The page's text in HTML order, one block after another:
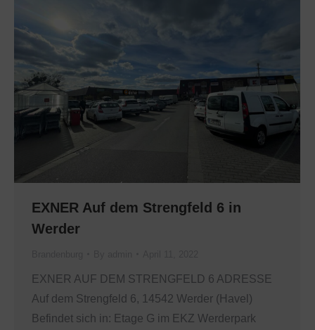
EXNER Auf dem Strengfeld 6 in
Werder
EXNER AUF DEM STRENGFELD 6 ADRESSE
Auf dem Strengfeld 6, 14542 Werder (Havel)
Befindet sich in: Etage G im EKZ Werderpark